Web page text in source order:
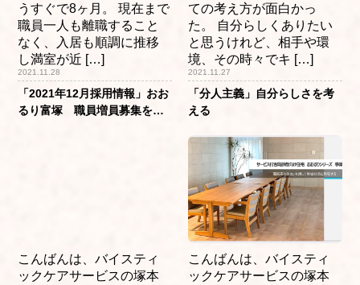
「2021年12月採用情報」おお
るり富塚 職員増員募集を開
2021.11.28
うすぐで8ヶ月。 現在まで
職員一人も離職すること
なく、入居も順調に推移
し満室が近 […]
「分人主義」自分らしさを考
える
2021.11.27
ての考え方が面白かっ
た。 自分らしくありたい
と思うけれど、相手や環
境、その時々でキ […]
こんばんは、バイスティ
ックケアサービスの塚本
こんばんは、バイスティ
ックケアサービスの塚本